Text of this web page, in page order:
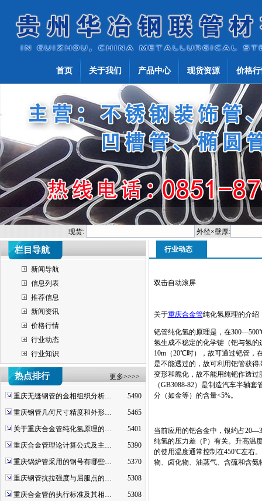
首页 关于我们 产品中心 现货资源 价格
现货: 外径×壁厚:
栏目导航
新闻导航
信息列表
推荐信息
新闻资讯
价格行情
行业动态
行业知识
热点排行 更多>>>>
重庆无缝钢管的金相组织分析…
5490
重庆钢管几何尺寸精度和外形…
5465
关于重庆合金管纯化氢原理的…
5401
重庆合金管理论计算公式及主…
5390
重庆锅炉管采用的钢号有哪些…
5370
重庆钢管抗拉强度与屈服点的…
5308
重庆合金管的执行标准及其相…
5308
行业动态
双击自动滚屏
关于重庆合金管纯化氢原理的介绍
钯管纯化氢的原理是，在
氢生成不稳定的化学键（钯与氢的
10m（20℃时），故可通过钯管，
是不能透过的，故可利用钯管获
变形和脆化，故不能用纯钯作透
（GB3088-82）是制造汽车半轴
分（如金等）的含量<5%。
当前应用的钯合金中，银约占
纯氢的压力差（P）有关。升高温
的使用温度通常控制在450℃左右
物、卤化物、油蒸气、含硫和含